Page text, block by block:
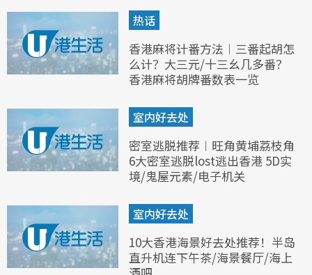
热话
香港麻将计番方法︱三番起胡怎
么计？大三元/十三幺几多番？
香港麻将胡牌番数表一览
室内好去处
密室逃脱推荐︱旺角黄埔荔枝角
6大密室逃脱lost逃出香港 5D实
境/鬼屋元素/电子机关
室内好去处
10大香港海景好去处推荐！半岛
直升机连下午茶/海景餐厅/海上